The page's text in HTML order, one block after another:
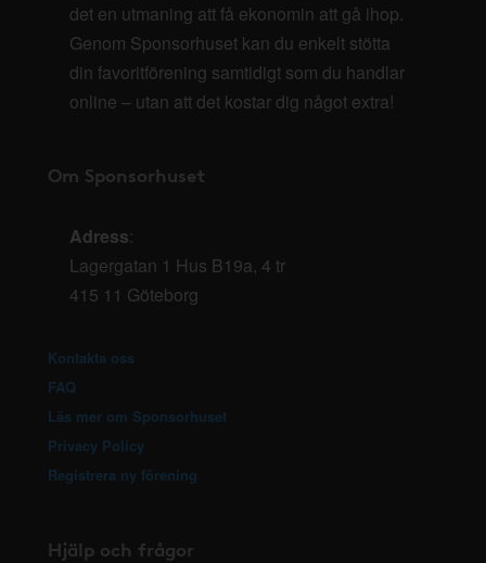
det en utmaning att få ekonomin att gå ihop.
Genom Sponsorhuset kan du enkelt stötta
din favoritförening samtidigt som du handlar
online – utan att det kostar dig något extra!
Om Sponsorhuset
Adress:
Lagergatan 1 Hus B19a, 4 tr
415 11 Göteborg
Kontakta oss
FAQ
Läs mer om Sponsorhuset
Privacy Policy
Registrera ny förening
Hjälp och frågor